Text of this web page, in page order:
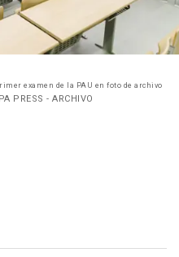
examen de la PAU en foto de archivo
PRESS - ARCHIVO